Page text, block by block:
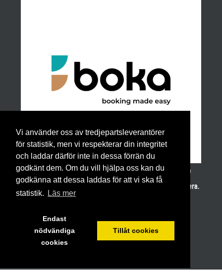
Vi använder oss av tredjepartsleverantörer
för statistik, men vi respekterar din integritet
och laddar därför inte in dessa förrän du
godkänt dem. Om du vill hjälpa oss kan du
godkänna att dessa laddas för att vi ska få
statistik.
Läs mer
Endast
nödvändiga
cookies
Tillåt cookies
För bokning av slungrummet använder vi det nätbaserade
bokningsprogrammet BOKA vilket vi varmt kan rekommendera.